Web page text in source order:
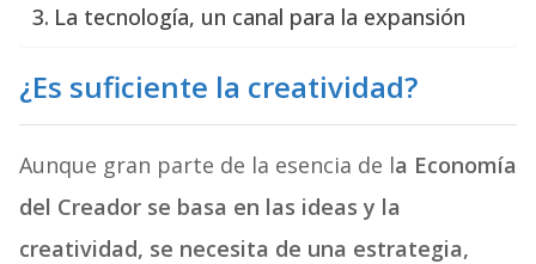
La tecnología, un canal para la expansión
¿Es suficiente la creatividad?
Aunque gran parte de la esencia de la Economía
del Creador se basa en las ideas y la
creatividad, se necesita de una estrategia,